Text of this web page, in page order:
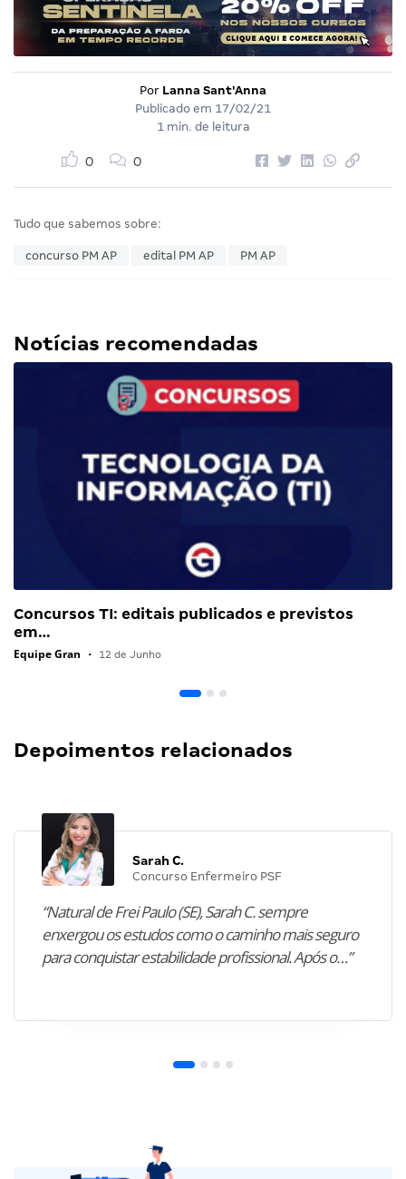
Por Lanna Sant'Anna
Publicado em 17/02/21
1 min. de leitura
0 0
Tudo que sabemos sobre:
concurso PM AP edital PM AP PM AP
Notícias recomendadas
Concursos TI: editais publicados e previstos
em…
Equipe Gran • 12 de Junho
Depoimentos relacionados
Sarah C.
Concurso Enfermeiro PSF
“Natural de Frei Paulo (SE), Sarah C. sempre
enxergou os estudos como o caminho mais seguro
para conquistar estabilidade profissional. Após o…”